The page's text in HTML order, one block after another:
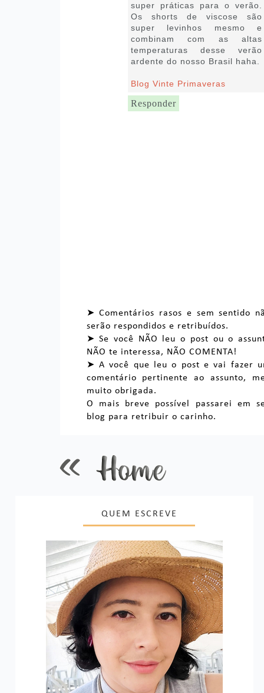
super práticas para o verão.
Os shorts de viscose são
super levinhos mesmo e
combinam com as altas
temperaturas desse verão
ardente do nosso Brasil haha.
Blog Vinte Primaveras
Responder
➤ Comentários rasos e sem sentido
serão respondidos e retribuídos.
➤ Se você NÃO leu o post ou o
NÃO te interessa, NÃO COMENTA!
➤ A você que leu o post e vai fazer
comentário pertinente ao assunto,
muito obrigada.
O mais breve possível passarei em
blog para retribuir o carinho.
QUEM ESCREVE